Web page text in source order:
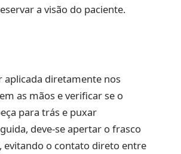
a visão do paciente.
aplicada diretamente nos
as mãos e verificar se o
para trás e puxar
deve-se apertar o frasco
evitando o contato direto entre